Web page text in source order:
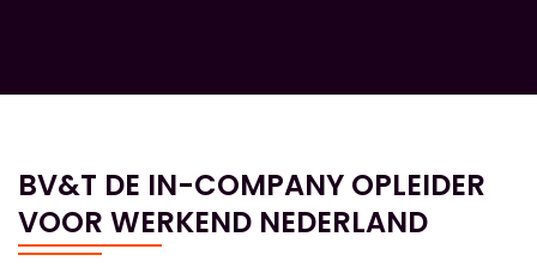
BV&T DE IN-COMPANY OPLEIDER
VOOR WERKEND NEDERLAND